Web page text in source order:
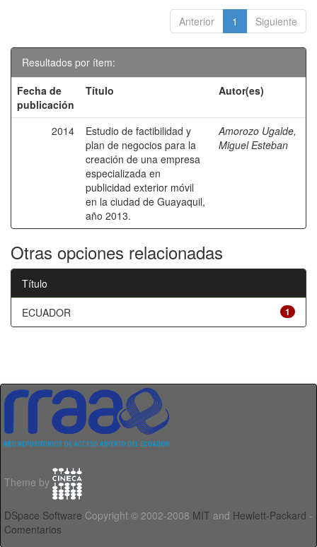
Anterior 1 Siguiente
Resultados por ítem:
Fecha de
publicación
Título Autor(es)
2014
Estudio de factibilidad y
plan de negocios para la
creación de una empresa
especializada en
publicidad exterior móvil
en la ciudad de Guayaquil,
año 2013.
Amorozo Ugalde,
Miguel Esteban
Otras opciones relacionadas
Título
1
ECUADOR
Theme by
DSpace Software Copyright © 2002-2008 MIT and Hewlett-Packard -
Comentarios